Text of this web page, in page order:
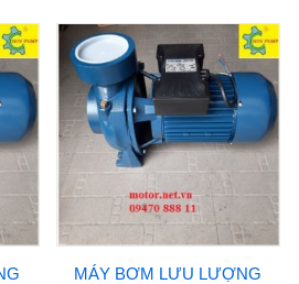
MÁY BƠM LƯU LƯỢNG